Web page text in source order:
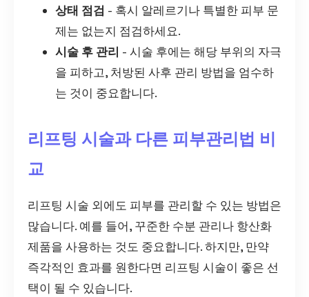
상태 점검 - 혹시 알레르기나 특별한 피부 문
제는 없는지 점검하세요.
시술 후 관리 - 시술 후에는 해당 부위의 자극
을 피하고, 처방된 사후 관리 방법을 엄수하
는 것이 중요합니다.
리프팅 시술과 다른 피부관리법 비
교
리프팅 시술 외에도 피부를 관리할 수 있는 방법은
많습니다. 예를 들어, 꾸준한 수분 관리나 항산화
제품을 사용하는 것도 중요합니다. 하지만, 만약
즉각적인 효과를 원한다면 리프팅 시술이 좋은 선
택이 될 수 있습니다.